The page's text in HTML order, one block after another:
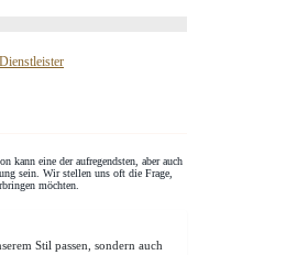
kann eine der aufregendsten, aber auch
sein. Wir stellen uns oft die Frage,
möchten.
Stil passen, sondern auch